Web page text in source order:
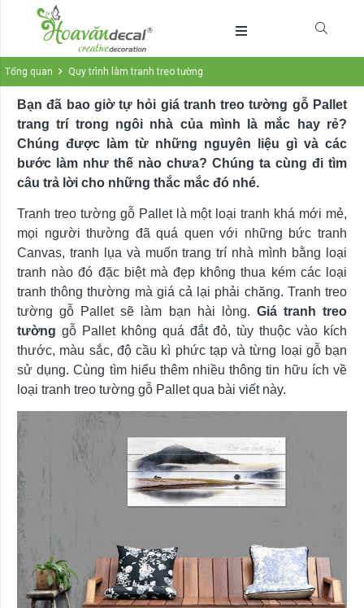
Tổng quan Quy trình làm tranh treo tường
Bạn đã bao giờ tự hỏi giá tranh treo tường gỗ Pallet
trang trí trong ngôi nhà của mình là mắc hay rẻ?
Chúng được làm từ những nguyên liệu gì và các
bước làm như thế nào chưa? Chúng ta cùng đi tìm
câu trả lời cho những thắc mắc đó nhé.
Tranh treo tường gỗ Pallet là một loại tranh khá mới mẻ,
mọi người thường đã quá quen với những bức tranh
Canvas, tranh lụa và muốn trang trí nhà mình bằng loại
tranh nào đó đặc biệt mà đẹp không thua kém các loại
tranh thông thường mà giá cả lại phải chăng. Tranh treo
tường gỗ Pallet sẽ làm bạn hài lòng. Giá tranh treo
tường gỗ Pallet không quá đắt đỏ, tùy thuộc vào kích
thước, màu sắc, độ cầu kì phức tạp và từng loại gỗ bạn
sử dụng. Cùng tìm hiểu thêm nhiều thông tin hữu ích về
loại tranh treo tường gỗ Pallet qua bài viết này.